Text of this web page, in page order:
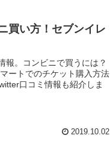
買い方！セブンイレ
報。コンビニで買うには？
ートでのチケット購入方法
口コミ情報も紹介しま
2019.10.02